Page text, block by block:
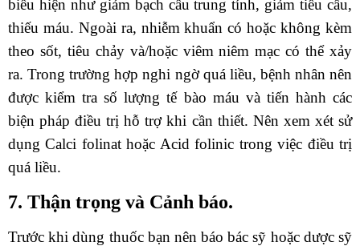
biểu hiện như giảm bạch cầu trung tính, giảm tiểu cầu,
thiếu máu. Ngoài ra, nhiễm khuẩn có hoặc không kèm
theo sốt, tiêu chảy và/hoặc viêm niêm mạc có thể xảy
ra. Trong trường hợp nghi ngờ quá liều, bệnh nhân nên
được kiểm tra số lượng tế bào máu và tiến hành các
biện pháp điều trị hỗ trợ khi cần thiết. Nên xem xét sử
dụng Calci folinat hoặc Acid folinic trong việc điều trị
quá liều.
7. Thận trọng và Cảnh báo.
Trước khi dùng thuốc bạn nên báo bác sỹ hoặc dược sỹ